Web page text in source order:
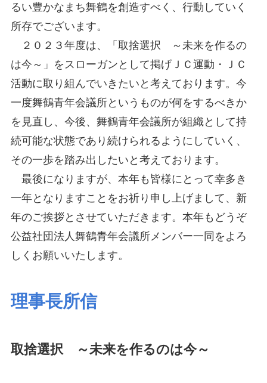
るい豊かなまち舞鶴を創造すべく、行動していく
所存でございます。
２０２３年度は、「取捨選択 ～未来を作るの
は今～」をスローガンとして掲げＪＣ運動・ＪＣ
活動に取り組んでいきたいと考えております。今
一度舞鶴青年会議所というものが何をするべきか
を見直し、今後、舞鶴青年会議所が組織として持
続可能な状態であり続けられるようにしていく、
その一歩を踏み出したいと考えております。
最後になりますが、本年も皆様にとって幸多き
一年となりますことをお祈り申し上げまして、新
年のご挨拶とさせていただきます。本年もどうぞ
公益社団法人舞鶴青年会議所メンバー一同をよろ
しくお願いいたします。
理事長所信
取捨選択 ～未来を作るのは今～